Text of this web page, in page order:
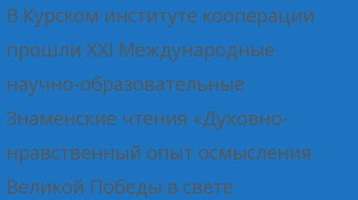
В Курском институте кооперации
прошли XXI Международные
научно-образовательные
Знаменские чтения «Духовно-
нравственный опыт осмысления
Великой Победы в свете